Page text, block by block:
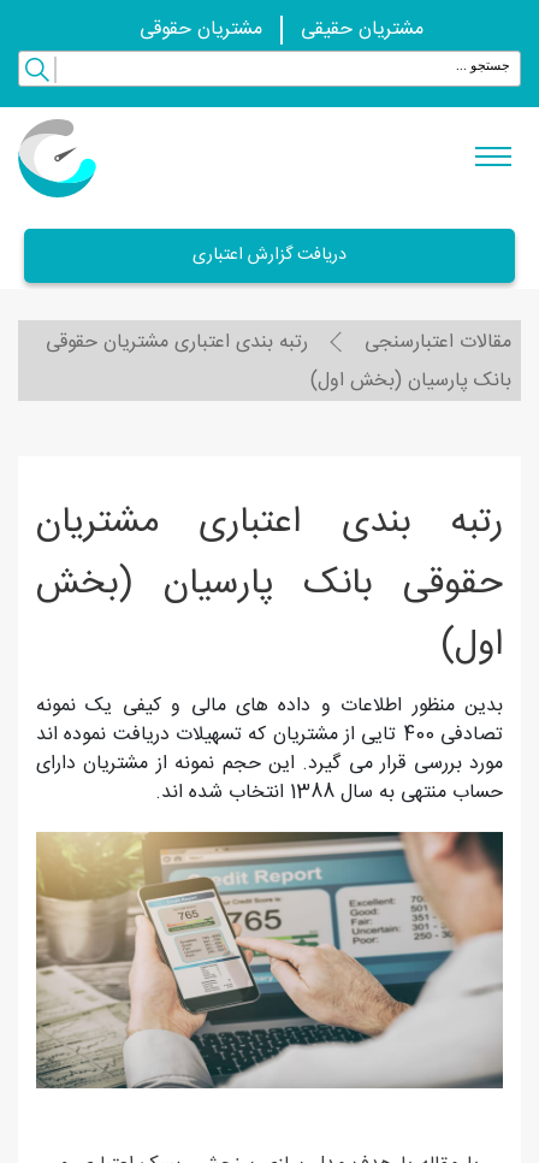
مشتریان حقیقی مشتریان حقوقی
دریافت گزارش اعتباری
مقالات اعتبارسنجی
رتبه بندی اعتباری مشتریان حقوقی
بانک پارسیان (بخش اول)
رتبه بندی اعتباری مشتریان
حقوقی بانک پارسیان (بخش
اول)
بدین منظور اطلاعات و داده های مالی و کیفی یک نمونه
تصادفی 400 تایی از مشتریان که تسهیلات دریافت نموده اند
مورد بررسی قرار می گیرد. این حجم نمونه از مشتریان دارای
حساب منتهی به سال 1388 انتخاب شده اند.